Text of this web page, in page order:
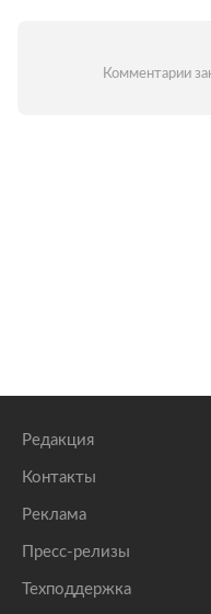
Комментарии
Редакция
Контакты
Реклама
Пресс-релизы
Техподдержка